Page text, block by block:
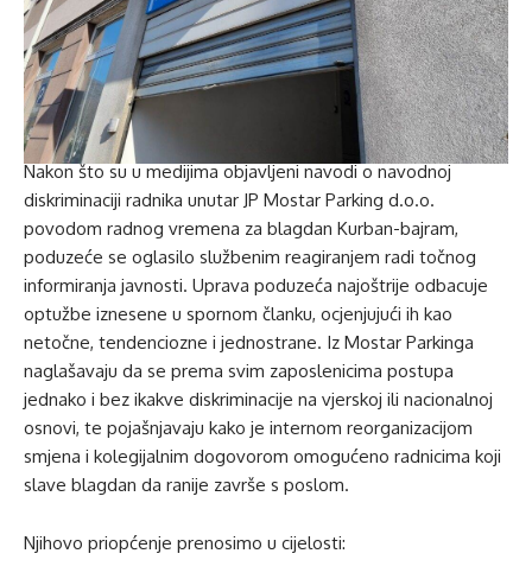
Nakon što su u medijima objavljeni navodi o navodnoj
diskriminaciji radnika unutar JP Mostar Parking d.o.o.
povodom radnog vremena za blagdan Kurban-bajram,
poduzeće se oglasilo službenim reagiranjem radi točnog
informiranja javnosti. Uprava poduzeća najoštrije odbacuje
optužbe iznesene u spornom članku, ocjenjujući ih kao
netočne, tendenciozne i jednostrane. Iz Mostar Parkinga
naglašavaju da se prema svim zaposlenicima postupa
jednako i bez ikakve diskriminacije na vjerskoj ili nacionalnoj
osnovi, te pojašnjavaju kako je internom reorganizacijom
smjena i kolegijalnim dogovorom omogućeno radnicima koji
slave blagdan da ranije završe s poslom.
Njihovo priopćenje prenosimo u cijelosti: